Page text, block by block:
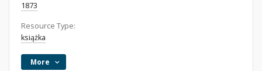
1873
Resource Type:
książka
More